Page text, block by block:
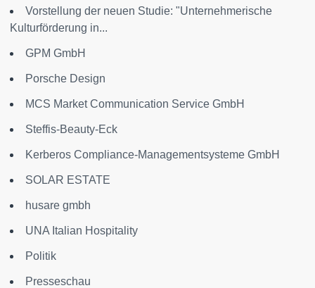
Vorstellung der neuen Studie: "Unternehmerische
Kulturförderung in...
GPM GmbH
Porsche Design
MCS Market Communication Service GmbH
Steffis-Beauty-Eck
Kerberos Compliance-Managementsysteme GmbH
SOLAR ESTATE
husare gmbh
UNA Italian Hospitality
Politik
Presseschau